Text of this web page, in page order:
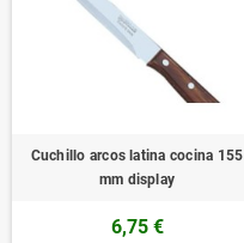
Cuchillo arcos latina cocina 155
mm display
6,75 €